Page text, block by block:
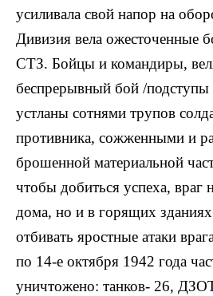
усиливала свой напор на
Дивизия вела ожесточенные
СТЗ. Бойцы и командиры,
беспрерывный бой /
устланы сотнями трупов
противника, сожженными и
брошенной материальной
чтобы добиться успеха, враг
дома, но и в горящих
отбивать яростные атаки
по 14-е октября 1942 года
уничтожено: танков- 26,